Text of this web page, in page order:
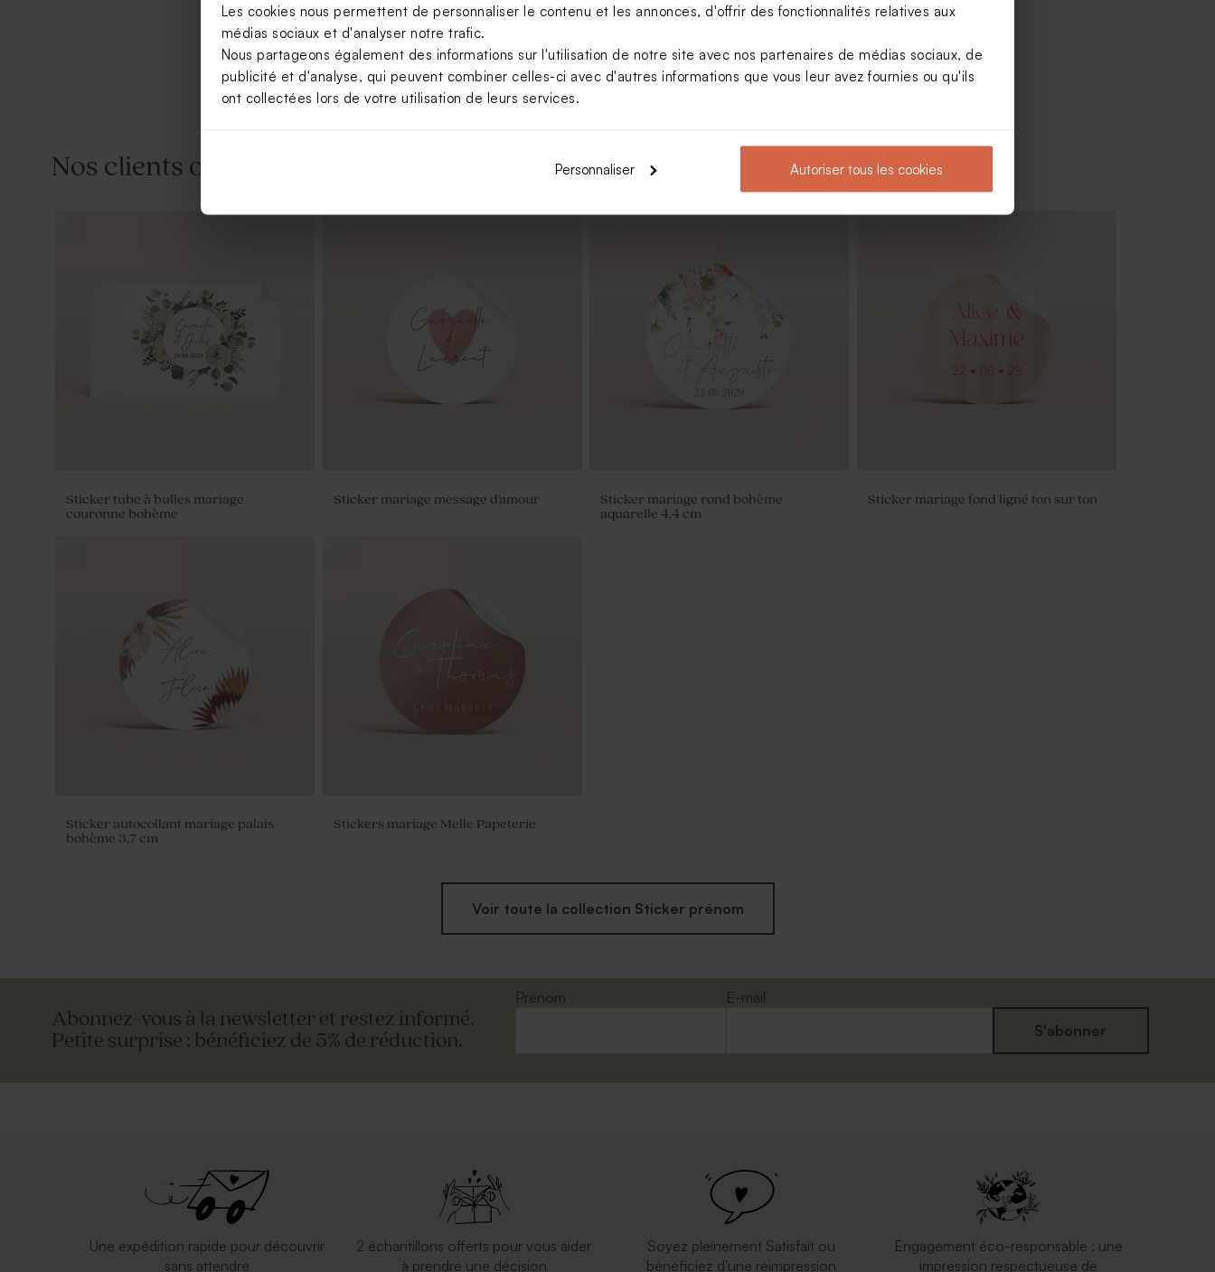
Les cookies nous permettent de personnaliser le contenu et les annonces, d'offrir des fonctionnalités relatives aux
médias sociaux et d'analyser notre trafic.
Nous partageons également des informations sur l'utilisation de notre site avec nos partenaires de médias sociaux, de
publicité et d'analyse, qui peuvent combiner celles-ci avec d'autres informations que vous leur avez fournies ou qu'ils
ont collectées lors de votre utilisation de leurs services.
Personnaliser Autoriser tous les cookies
Etiquette ronde en cuir pour cadeau
invité mariage
Etiquette large en cuir - cadeau invité
Crayon à papier mariage à
Etiquette carrée en cuir pour cadeau
Nos clients ont aussi aimé...
Sticker tube à bulles mariage
couronne bohème
Sticker mariage message d'amour
Sticker mariage rond bohème
aquarelle 4,4 cm
Sticker mariage fond ligné ton sur ton
Sticker autocollant mariage palais
bohème 3,7 cm
Stickers mariage Melle Papeterie
Voir toute la collection Sticker prénom
Abonnez-vous à la newsletter et restez informé.
Petite surprise : bénéficiez de 5% de réduction.
Prénom
E-mail
S'abonner
Une expédition rapide pour découvrir
sans attendre
2 échantillons offerts pour vous aider
à prendre une décision
Soyez pleinement Satisfait ou
bénéficiez d'une réimpression
Engagement éco-responsable : une
impression respectueuse de